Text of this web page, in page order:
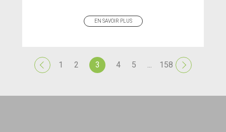
EN SAVOIR PLUS
1 2 3 4 5 ... 158